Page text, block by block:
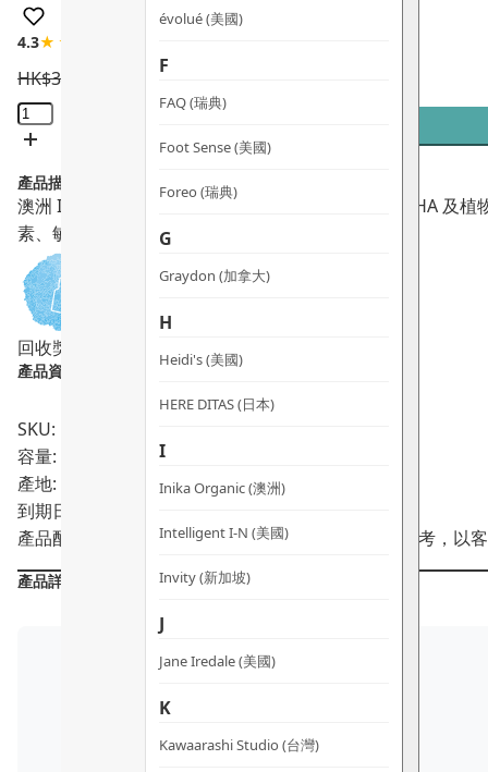
évolué (美國)
F
FAQ (瑞典)
Foot Sense (美國)
Foreo (瑞典)
G
Graydon (加拿大)
H
Heidi's (美國)
HERE DITAS (日本)
I
Inika Organic (澳洲)
Intelligent I-N (美國)
Invity (新加坡)
J
Jane Iredale (美國)
K
Kawaarashi Studio (台灣)
4.3★★★★☆
HK$395.0
335.8
豐
潤
嫩
唇
膜
數
量
產品描述：
澳洲 Inika Organic 豐潤柔嫩唇膜，蘊含天然果酸 AHA 及
素、敏感肌及孕婦適用。
回收獎賞 孕婦適用
產品資料：
SKU: PRO02231
容量: 8ml
產地: 澳洲
到期日:
產品配方會不時作出更改，所有產品主要成分謹供參考，以
產品詳情